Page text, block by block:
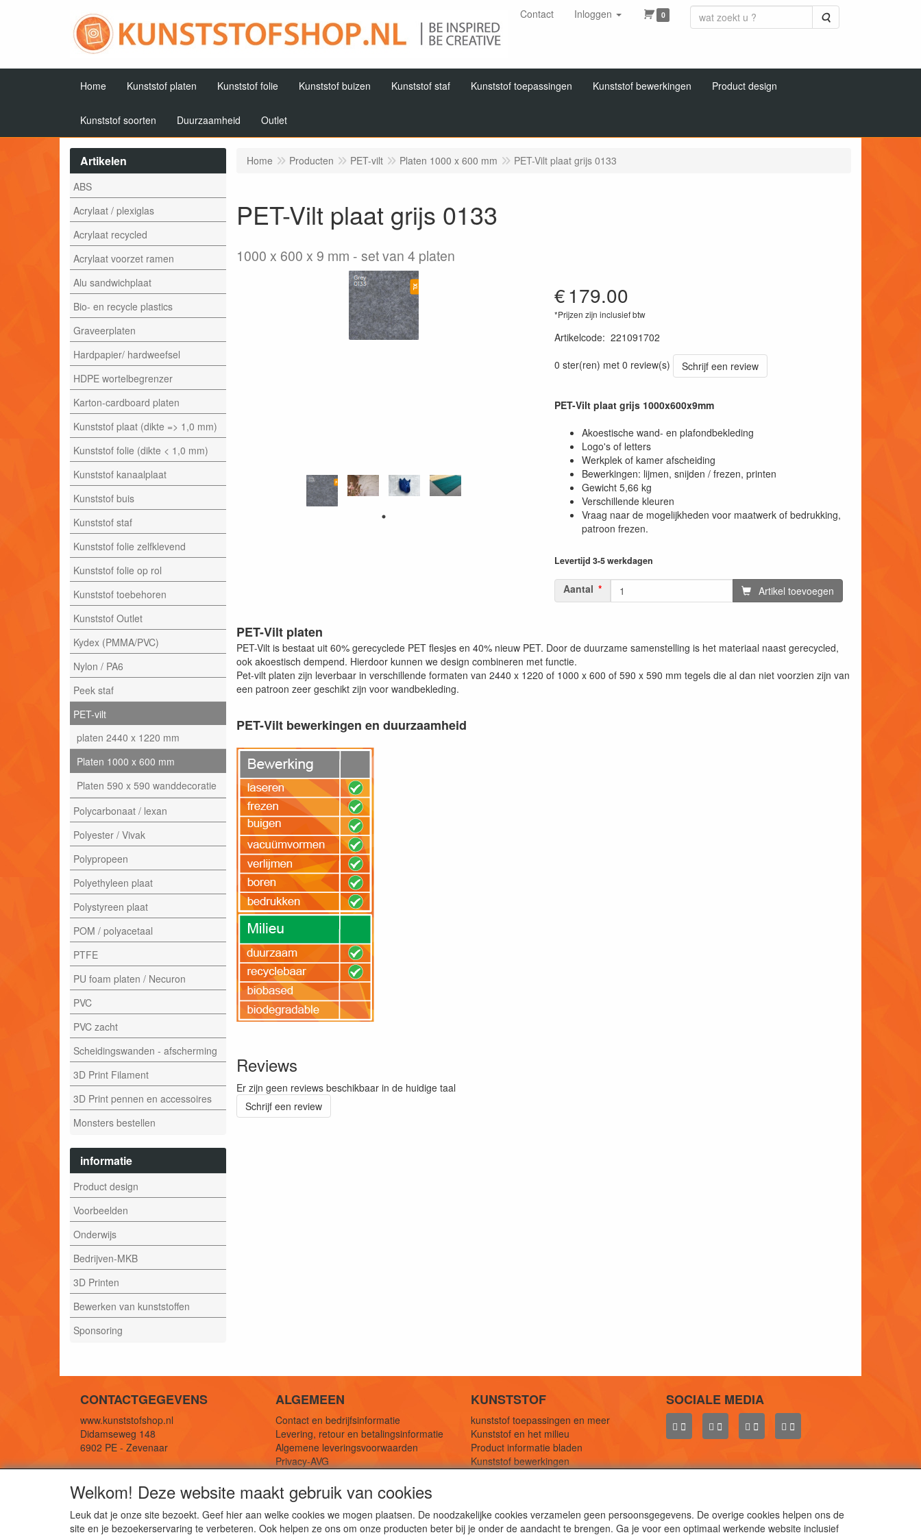
Contact Inloggen 0 Zoeken
Home Kunststof platen Kunststof folie Kunststof buizen Kunststof staf Kunststof toepassingen Kunststof bewerkingen Product design
Kunststof soorten Duurzaamheid Outlet
Artikelen
ABS
Acrylaat / plexiglas
Acrylaat recycled
Acrylaat voorzet ramen
Alu sandwichplaat
Bio- en recycle plastics
Graveerplaten
Hardpapier/ hardweefsel
HDPE wortelbegrenzer
Karton-cardboard platen
Kunststof plaat (dikte => 1,0 mm)
Kunststof folie (dikte < 1,0 mm)
Kunststof kanaalplaat
Kunststof buis
Kunststof staf
Kunststof folie zelfklevend
Kunststof folie op rol
Kunststof toebehoren
Kunststof Outlet
Kydex (PMMA/PVC)
Nylon / PA6
Peek staf
PET-vilt
platen 2440 x 1220 mm
Platen 1000 x 600 mm
Platen 590 x 590 wanddecoratie
Polycarbonaat / lexan
Polyester / Vivak
Polypropeen
Polyethyleen plaat
Polystyreen plaat
POM / polyacetaal
PTFE
PU foam platen / Necuron
PVC
PVC zacht
Scheidingswanden - afscherming
3D Print Filament
3D Print pennen en accessoires
Monsters bestellen
informatie
Product design
Voorbeelden
Onderwijs
Bedrijven-MKB
3D Printen
Bewerken van kunststoffen
Sponsoring
Home Producten PET-vilt Platen 1000 x 600 mm PET-Vilt plaat grijs 0133
PET-Vilt plaat grijs 0133
1000 x 600 x 9 mm set van 4 platen
€179.00
*Prijzen zijn inclusief btw
Artikelcode: 221091702
0 ster(ren) met 0 review(s)
Schrijf een review
PET-Vilt plaat grijs 1000x600x9mm
Akoestische wand- en plafondbekleding
Logo's of letters
Werkplek of kamer afscheiding
Bewerkingen: lijmen, snijden / frezen, printen
Gewicht 5,66 kg
Verschillende kleuren
Vraag naar de mogelijkheden voor maatwerk of bedrukking,
patroon frezen.
Levertijd 3-5 werkdagen
Aantal Artikel toevoegen
PET-Vilt platen
PET-Vilt is bestaat uit 60% gerecyclede PET flesjes en 40% nieuw PET. Door de duurzame samenstelling is het materiaal naast gerecycled,
ook akoestisch dempend. Hierdoor kunnen we design combineren met functie.
Pet-vilt platen zijn leverbaar in verschillende formaten van 2440 x 1220 of 1000 x 600 of 590 x 590 mm tegels die al dan niet voorzien zijn van
een patroon zeer geschikt zijn voor wandbekleding.
PET-Vilt bewerkingen en duurzaamheid
Reviews
Er zijn geen reviews beschikbaar in de huidige taal
Schrijf een review
CONTACTGEGEVENS
www.kunststofshop.nl
Didamseweg 148
6902 PE - Zevenaar
Telefoon: +31 (0) 316 241 994
ALGEMEEN
Contact en bedrijfsinformatie
Levering, retour en betalingsinformatie
Algemene leveringsvoorwaarden
Privacy-AVG
KUNSTSTOF
kunststof toepassingen en meer
Kunststof en het milieu
Product informatie bladen
Kunststof bewerkingen
SOCIALE MEDIA
Welkom! Deze website maakt gebruik van cookies
Leuk dat je onze site bezoekt. Geef hier aan welke cookies we mogen plaatsen. De noodzakelijke cookies verzamelen geen persoonsgegevens. De overige cookies helpen ons de
site en je bezoekerservaring te verbeteren. Ook helpen ze ons om onze producten beter bij je onder de aandacht te brengen. Ga je voor een optimaal werkende website inclusief